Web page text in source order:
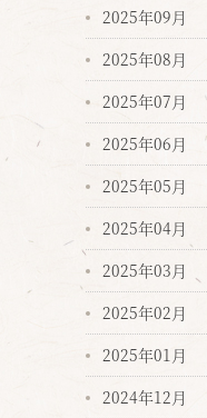
2025年09月
2025年08月
2025年07月
2025年06月
2025年05月
2025年04月
2025年03月
2025年02月
2025年01月
2024年12月